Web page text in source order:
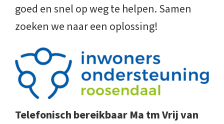
goed en snel op weg te helpen. Samen
zoeken we naar een oplossing!
Telefonisch bereikbaar Ma tm Vrij van